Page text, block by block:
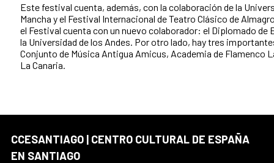
Este festival cuenta, además, con la colaboración de la
Mancha y el Festival Internacional de Teatro Clásico de
el Festival cuenta con un nuevo colaborador: el Diplomado de
la Universidad de los Andes. Por otro lado, hay tres
Conjunto de Música Antigua Amicus, Academia de Flamenco
La Canaria.
CCESANTIAGO | CENTRO CULTURAL DE ESPAÑA
EN SANTIAGO